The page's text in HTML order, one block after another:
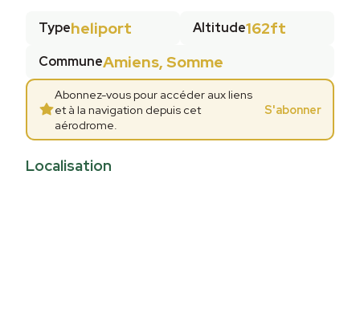
Typeheliport Altitude162ft
CommuneAmiens, Somme
Abonnez-vous pour accéder aux liens
et à la navigation depuis cet
aérodrome.
S'abonner
Localisation